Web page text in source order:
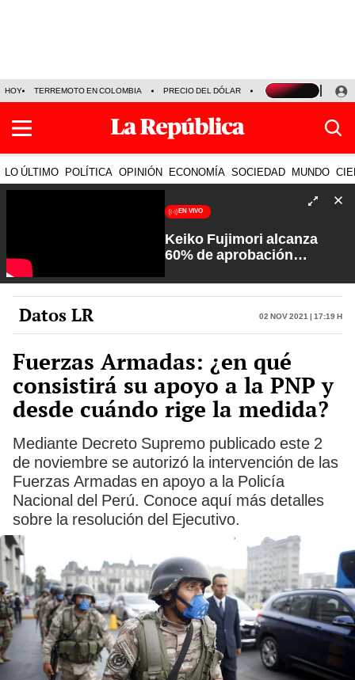
HOY TERREMOTO EN COLOMBIA PRECIO DEL DÓLAR KEIKO FUJIMORI
LO ÚLTIMO POLÍTICA OPINIÓN ECONOMÍA SOCIEDAD MUNDO
EN VIVO
Keiko Fujimori alcanza
60% de aprobación
Rosa María Palacios
Datos LR 02 Nov 2021 | 17:19 h
Fuerzas Armadas: ¿en qué
consistirá su apoyo a la PNP y
desde cuándo rige la medida?
Mediante Decreto Supremo publicado este 2
de noviembre se autorizó la intervención de las
Fuerzas Armadas en apoyo a la Policía
Nacional del Perú. Conoce aquí más detalles
sobre la resolución del Ejecutivo.